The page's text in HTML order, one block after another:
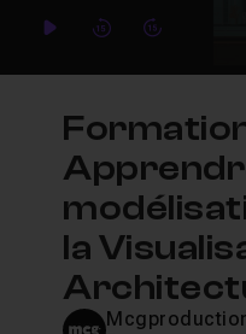
PlayForwardForward
la